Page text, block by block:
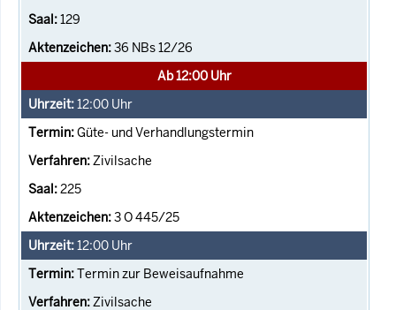
129
36 NBs 12/26
Ab 12:00 Uhr
12:00 Uhr
Güte- und Verhandlungstermin
Zivilsache
225
3 O 445/25
12:00 Uhr
Termin zur Beweisaufnahme
Zivilsache